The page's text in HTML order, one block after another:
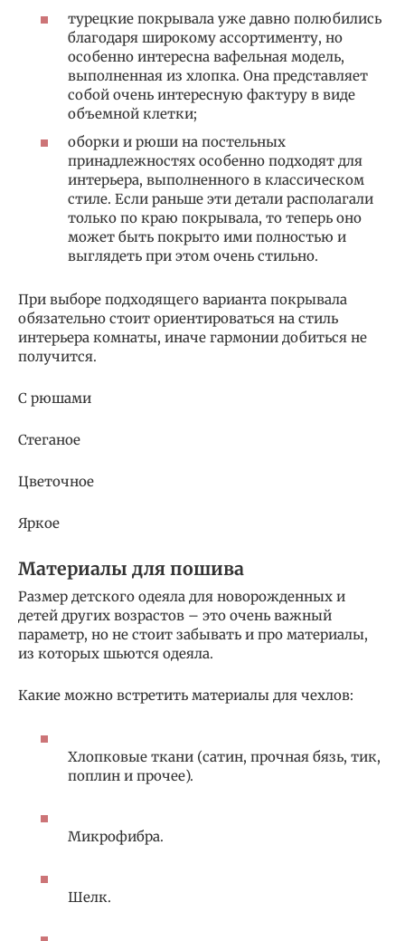
турецкие покрывала уже давно полюбились
благодаря широкому ассортименту, но
особенно интересна вафельная модель,
выполненная из хлопка. Она представляет
собой очень интересную фактуру в виде
объемной клетки;
оборки и рюши на постельных
принадлежностях особенно подходят для
интерьера, выполненного в классическом
стиле. Если раньше эти детали располагали
только по краю покрывала, то теперь оно
может быть покрыто ими полностью и
выглядеть при этом очень стильно.
При выборе подходящего варианта покрывала
обязательно стоит ориентироваться на стиль
интерьера комнаты, иначе гармонии добиться не
получится.
С рюшами
Стеганое
Цветочное
Яркое
Материалы для пошива
Размер детского одеяла для новорожденных и
детей других возрастов – это очень важный
параметр, но не стоит забывать и про материалы,
из которых шьются одеяла.
Какие можно встретить материалы для чехлов:
Хлопковые ткани (сатин, прочная бязь, тик,
поплин и прочее).
Микрофибра.
Шелк.